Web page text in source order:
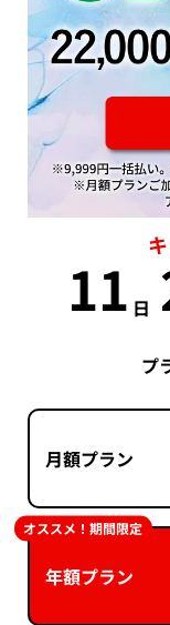
11 日
プ
月額プラン
年額プラン
オススメ！期間限定